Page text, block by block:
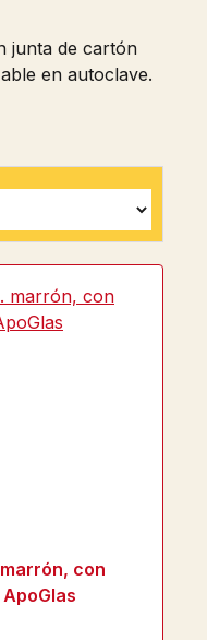
junta de cartón
en autoclave.
5 estrellas
con